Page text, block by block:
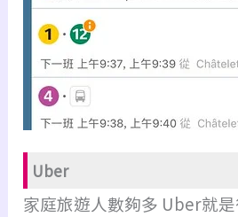
Uber
家庭旅遊人數夠多 Uber就